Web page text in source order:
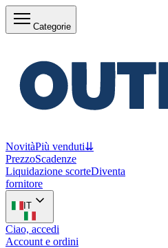
Categorie
NovitàPiù venduti⇊
PrezzoScadenze
Liquidazione scorteDiventa
fornitore
IT
Ciao, accedi
Account e ordini